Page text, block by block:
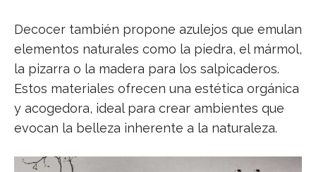
Decocer también propone azulejos que emulan
elementos naturales como la piedra, el mármol,
la pizarra o la madera para los salpicaderos.
Estos materiales ofrecen una estética orgánica
y acogedora, ideal para crear ambientes que
evocan la belleza inherente a la naturaleza.